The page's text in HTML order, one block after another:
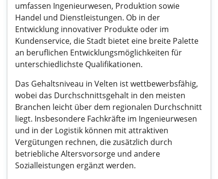
umfassen Ingenieurwesen, Produktion sowie
Handel und Dienstleistungen. Ob in der
Entwicklung innovativer Produkte oder im
Kundenservice, die Stadt bietet eine breite Palette
an beruflichen Entwicklungsmöglichkeiten für
unterschiedlichste Qualifikationen.
Das Gehaltsniveau in Velten ist wettbewerbsfähig,
wobei das Durchschnittsgehalt in den meisten
Branchen leicht über dem regionalen Durchschnitt
liegt. Insbesondere Fachkräfte im Ingenieurwesen
und in der Logistik können mit attraktiven
Vergütungen rechnen, die zusätzlich durch
betriebliche Altersvorsorge und andere
Sozialleistungen ergänzt werden.